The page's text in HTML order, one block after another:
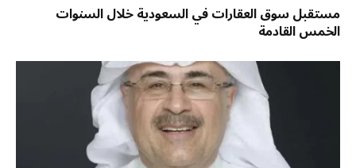
مستقبل سوق العقارات في السعودية خلال السنوات
الخمس القادمة